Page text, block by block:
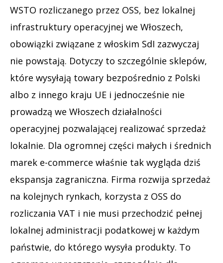
WSTO rozliczanego przez OSS, bez lokalnej
infrastruktury operacyjnej we Włoszech,
obowiązki związane z włoskim SdI zazwyczaj
nie powstają. Dotyczy to szczególnie sklepów,
które wysyłają towary bezpośrednio z Polski
albo z innego kraju UE i jednocześnie nie
prowadzą we Włoszech działalności
operacyjnej pozwalającej realizować sprzedaż
lokalnie. Dla ogromnej części małych i średnich
marek e-commerce właśnie tak wygląda dziś
ekspansja zagraniczna. Firma rozwija sprzedaż
na kolejnych rynkach, korzysta z OSS do
rozliczania VAT i nie musi przechodzić pełnej
lokalnej administracji podatkowej w każdym
państwie, do którego wysyła produkty. To